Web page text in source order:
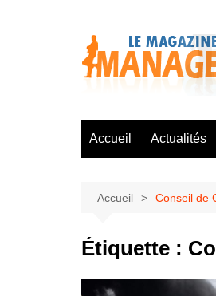
Accueil Actualités
Accueil Conseil de
Étiquette :